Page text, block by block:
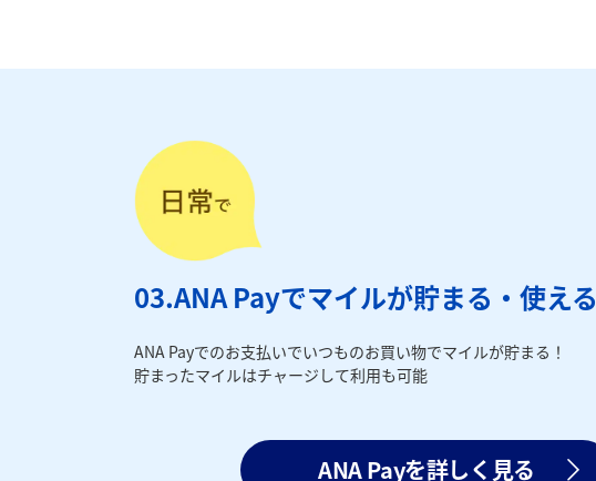
03.ANA Payでマイルが貯まる・使える
ANA Payでのお支払いでいつものお買い物でマイルが貯まる！
貯まったマイルはチャージして利用も可能
ANA Payを詳しく見る